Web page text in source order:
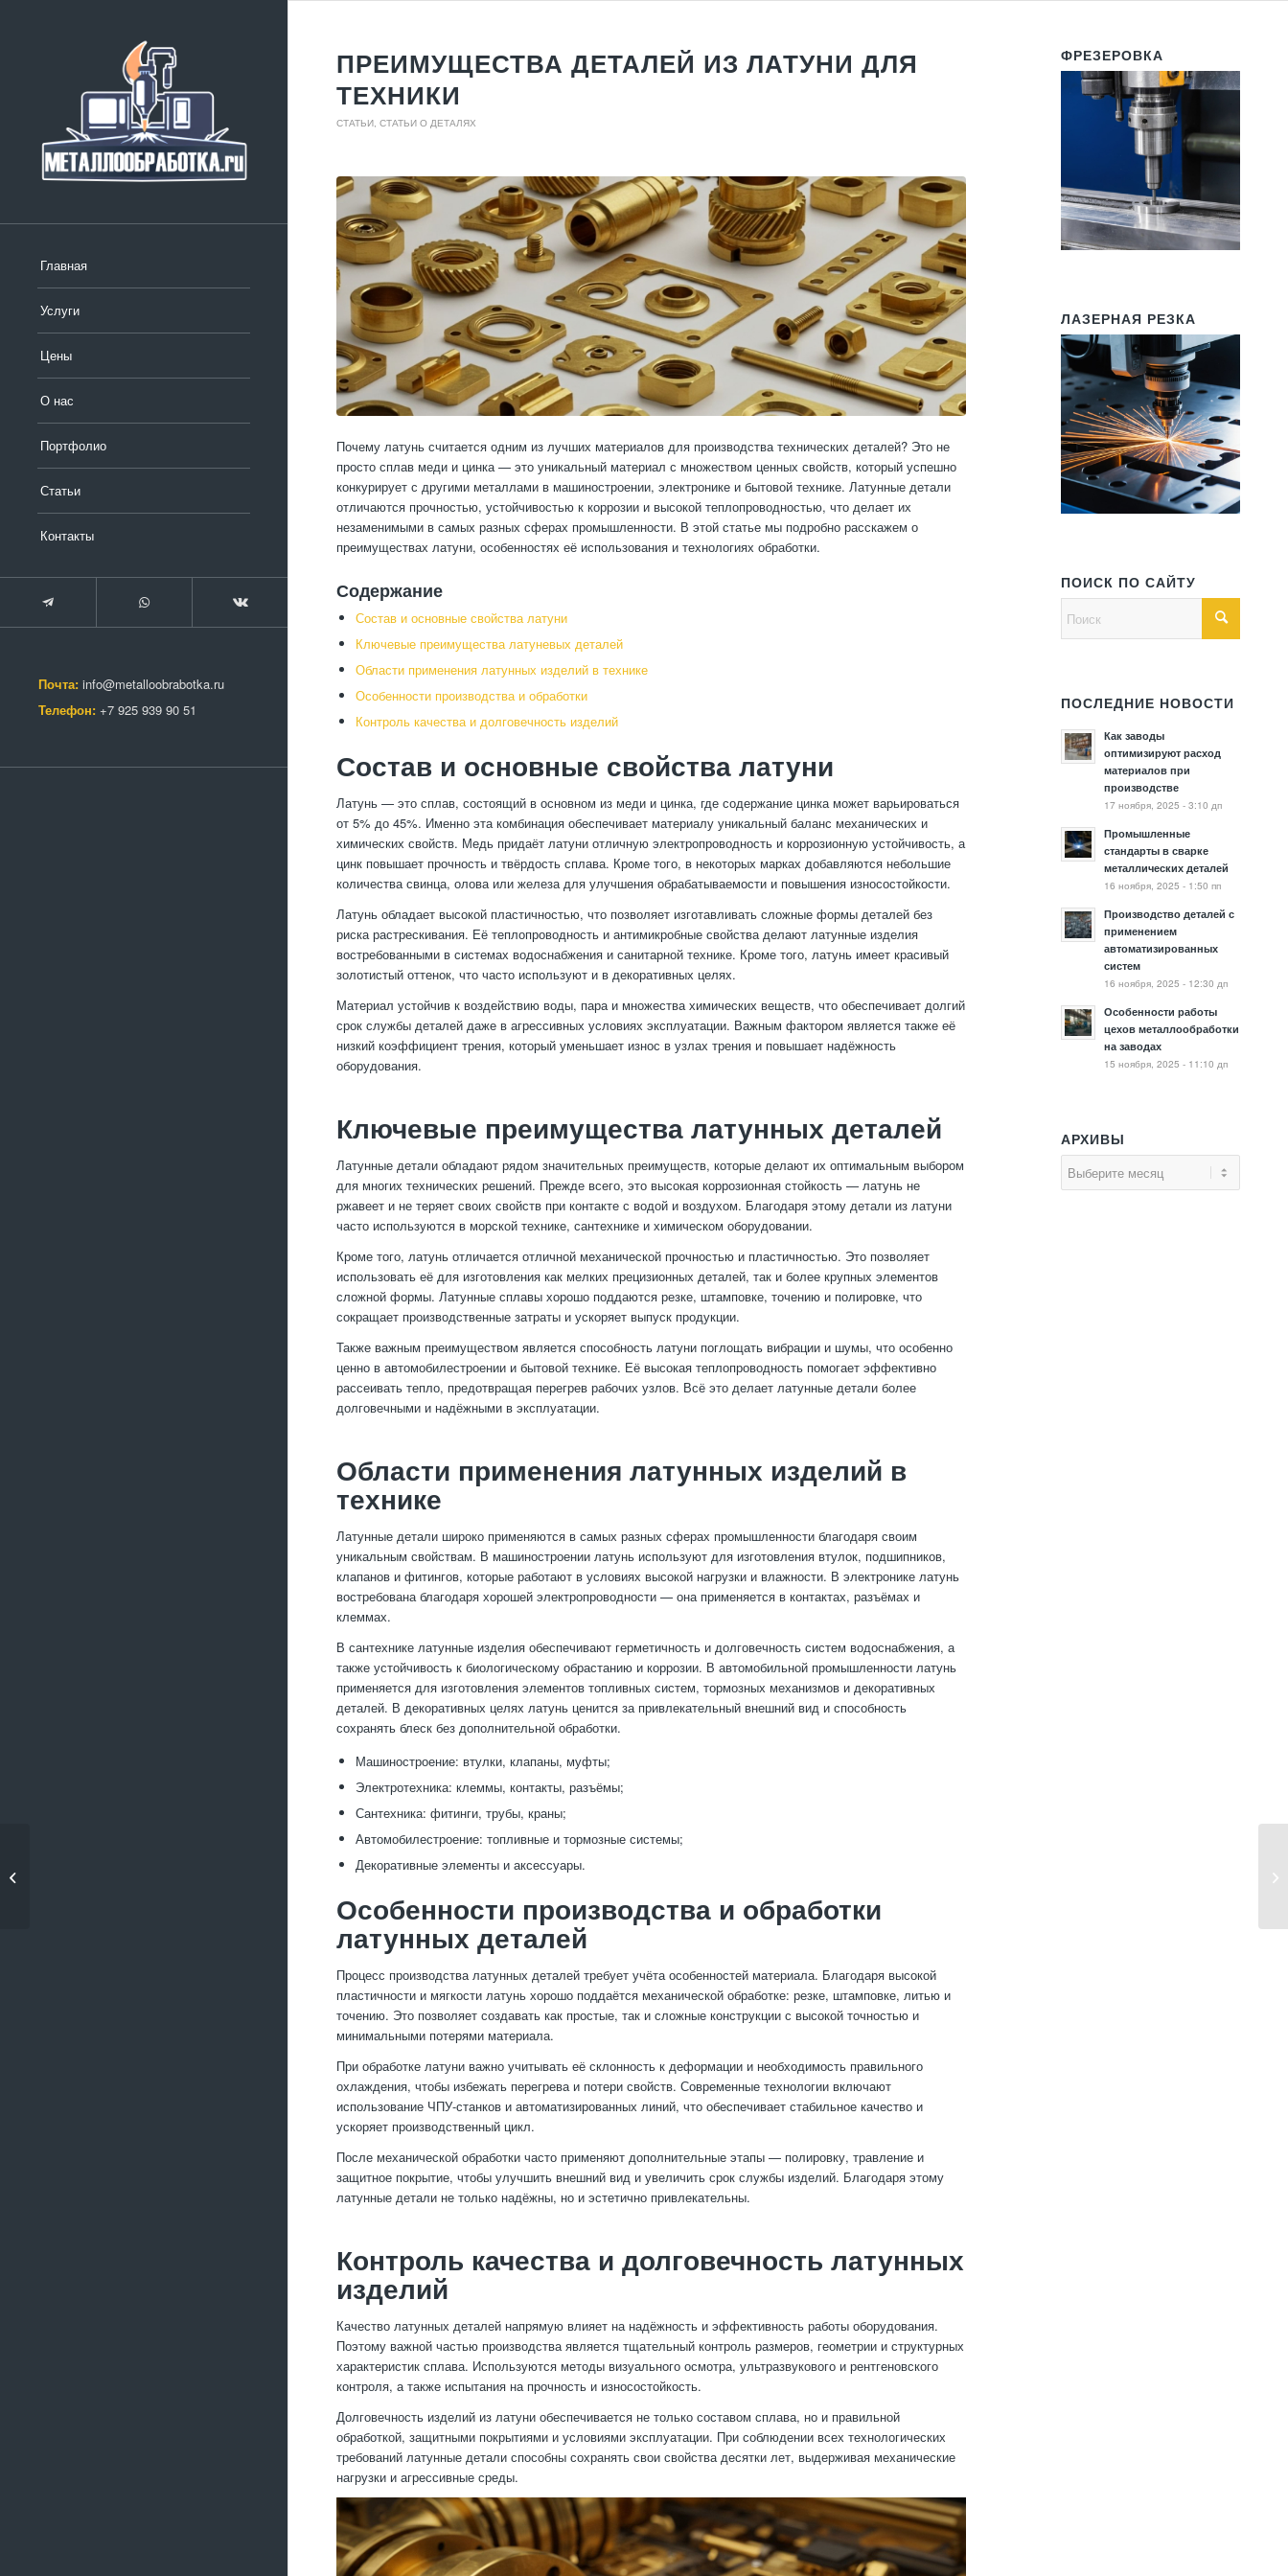
Главная
Услуги
Цены
О нас
Портфолио
Статьи
Контакты
Почта: info@metalloobrabotka.ru
Телефон: +7 925 939 90 51
ПРЕИМУЩЕСТВА ДЕТАЛЕЙ ИЗ ЛАТУНИ ДЛЯ
ТЕХНИКИ
СТАТЬИ СТАТЬИ О ДЕТАЛЯХ
Почему латунь считается одним из лучших материалов для производства технических деталей? Это не
просто сплав меди и цинка — это уникальный материал с множеством ценных свойств, который успешно
конкурирует с другими металлами в машиностроении, электронике и бытовой технике. Латунные детали
отличаются прочностью, устойчивостью к коррозии и высокой теплопроводностью, что делает их
незаменимыми в самых разных сферах промышленности. В этой статье мы подробно расскажем о
преимуществах латуни, особенностях её использования и технологиях обработки.
Содержание
Состав и основные свойства латуни
Ключевые преимущества латуневых деталей
Области применения латунных изделий в технике
Особенности производства и обработки
Контроль качества и долговечность изделий
Состав и основные свойства латуни
Латунь — это сплав, состоящий в основном из меди и цинка, где содержание цинка может варьироваться
от 5% до 45%. Именно эта комбинация обеспечивает материалу уникальный баланс механических и
химических свойств. Медь придаёт латуни отличную электропроводность и коррозионную устойчивость, а
цинк повышает прочность и твёрдость сплава. Кроме того, в некоторых марках добавляются небольшие
количества свинца, олова или железа для улучшения обрабатываемости и повышения износостойкости.
Латунь обладает высокой пластичностью, что позволяет изготавливать сложные формы деталей без
риска растрескивания. Её теплопроводность и антимикробные свойства делают латунные изделия
востребованными в системах водоснабжения и санитарной технике. Кроме того, латунь имеет красивый
золотистый оттенок, что часто используют и в декоративных целях.
Материал устойчив к воздействию воды, пара и множества химических веществ, что обеспечивает долгий
срок службы деталей даже в агрессивных условиях эксплуатации. Важным фактором является также её
низкий коэффициент трения, который уменьшает износ в узлах трения и повышает надёжность
оборудования.
Ключевые преимущества латунных деталей
Латунные детали обладают рядом значительных преимуществ, которые делают их оптимальным выбором
для многих технических решений. Прежде всего, это высокая коррозионная стойкость — латунь не
ржавеет и не теряет своих свойств при контакте с водой и воздухом. Благодаря этому детали из латуни
часто используются в морской технике, сантехнике и химическом оборудовании.
Кроме того, латунь отличается отличной механической прочностью и пластичностью. Это позволяет
использовать её для изготовления как мелких прецизионных деталей, так и более крупных элементов
сложной формы. Латунные сплавы хорошо поддаются резке, штамповке, точению и полировке, что
сокращает производственные затраты и ускоряет выпуск продукции.
Также важным преимуществом является способность латуни поглощать вибрации и шумы, что особенно
ценно в автомобилестроении и бытовой технике. Её высокая теплопроводность помогает эффективно
рассеивать тепло, предотвращая перегрев рабочих узлов. Всё это делает латунные детали более
долговечными и надёжными в эксплуатации.
Области применения латунных изделий в
технике
Латунные детали широко применяются в самых разных сферах промышленности благодаря своим
уникальным свойствам. В машиностроении латунь используют для изготовления втулок, подшипников,
клапанов и фитингов, которые работают в условиях высокой нагрузки и влажности. В электронике латунь
востребована благодаря хорошей электропроводности — она применяется в контактах, разъёмах и
клеммах.
В сантехнике латунные изделия обеспечивают герметичность и долговечность систем водоснабжения, а
также устойчивость к биологическому обрастанию и коррозии. В автомобильной промышленности латунь
применяется для изготовления элементов топливных систем, тормозных механизмов и декоративных
деталей. В декоративных целях латунь ценится за привлекательный внешний вид и способность
сохранять блеск без дополнительной обработки.
Машиностроение: втулки, клапаны, муфты;
Электротехника: клеммы, контакты, разъёмы;
Сантехника: фитинги, трубы, краны;
Автомобилестроение: топливные и тормозные системы;
Декоративные элементы и аксессуары.
Особенности производства и обработки
латунных деталей
Процесс производства латунных деталей требует учёта особенностей материала. Благодаря высокой
пластичности и мягкости латунь хорошо поддаётся механической обработке: резке, штамповке, литью и
точению. Это позволяет создавать как простые, так и сложные конструкции с высокой точностью и
минимальными потерями материала.
При обработке латуни важно учитывать её склонность к деформации и необходимость правильного
охлаждения, чтобы избежать перегрева и потери свойств. Современные технологии включают
использование ЧПУ-станков и автоматизированных линий, что обеспечивает стабильное качество и
ускоряет производственный цикл.
После механической обработки часто применяют дополнительные этапы — полировку, травление и
защитное покрытие, чтобы улучшить внешний вид и увеличить срок службы изделий. Благодаря этому
латунные детали не только надёжны, но и эстетично привлекательны.
Контроль качества и долговечность латунных
изделий
Качество латунных деталей напрямую влияет на надёжность и эффективность работы оборудования.
Поэтому важной частью производства является тщательный контроль размеров, геометрии и структурных
характеристик сплава. Используются методы визуального осмотра, ультразвукового и рентгеновского
контроля, а также испытания на прочность и износостойкость.
Долговечность изделий из латуни обеспечивается не только составом сплава, но и правильной
обработкой, защитными покрытиями и условиями эксплуатации. При соблюдении всех технологических
требований латунные детали способны сохранять свои свойства десятки лет, выдерживая механические
нагрузки и агрессивные среды.
ФРЕЗЕРОВКА
ЛАЗЕРНАЯ РЕЗКА
ПОИСК ПО САЙТУ
ПОСЛЕДНИЕ НОВОСТИ
Как заводы
оптимизируют расход
материалов при
производстве
17 ноября, 2025 - 3:10 дп
Промышленные
стандарты в сварке
металлических деталей
16 ноября, 2025 - 1:50 пп
Производство деталей с
применением
автоматизированных
систем
16 ноября, 2025 - 12:30 дп
Особенности работы
цехов металлообработки
на заводах
15 ноября, 2025 - 11:10 дп
АРХИВЫ